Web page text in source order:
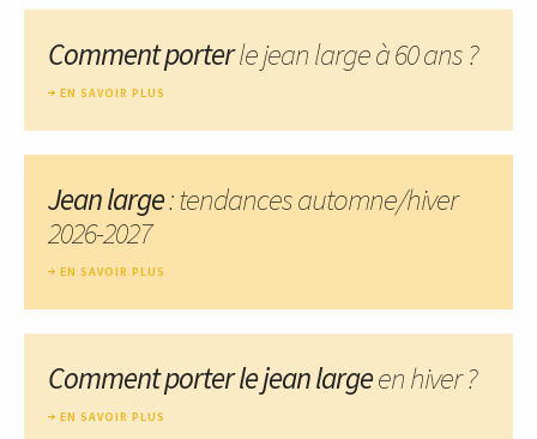
Comment porterle jean large à 60 ans ?
EN SAVOIR PLUS
Jean large: tendances automne/hiver
2026-2027
EN SAVOIR PLUS
Comment porter le jean largeen hiver ?
EN SAVOIR PLUS